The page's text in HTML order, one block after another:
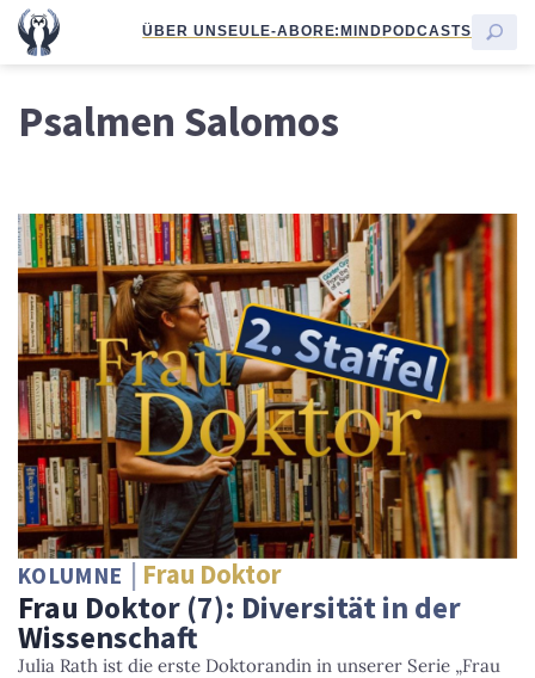
ÜBER UNSEULE-ABORE:MINDPODCASTS
Psalmen Salomos
KOLUMNE Frau Doktor
Frau Doktor (7): Diversität in der
Wissenschaft
Julia Rath ist die erste Doktorandin in unserer Serie „Frau